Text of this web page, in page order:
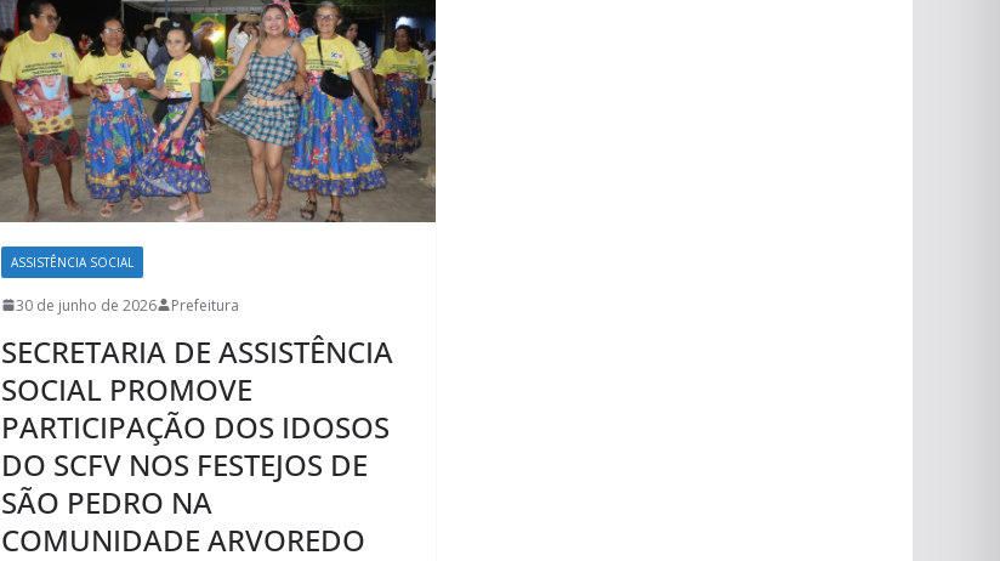
ASSISTÊNCIA SOCIAL
30 de junho de 2026 Prefeitura
SECRETARIA DE ASSISTÊNCIA
SOCIAL PROMOVE
PARTICIPAÇÃO DOS IDOSOS
DO SCFV NOS FESTEJOS DE
SÃO PEDRO NA
COMUNIDADE ARVOREDO